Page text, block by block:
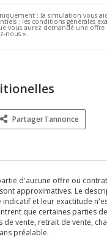
: la simulation vous
; les conditions générales
vous aurez demandé une
nous ».
Partager l'annonce
d'aucune offre ou
approximatives. Le
et leur exactitude
que certaines parties
de vente, retrait de vente,
préalable.